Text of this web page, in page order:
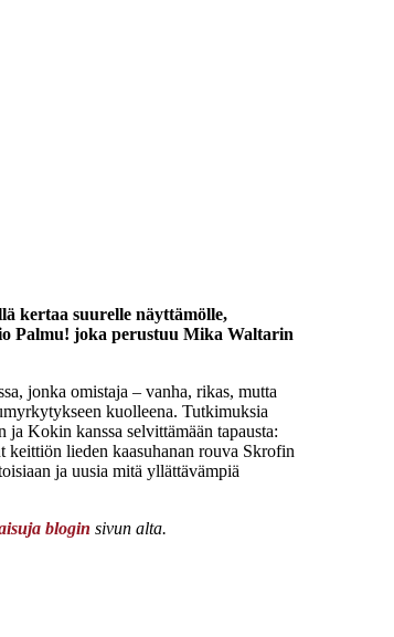
kertaa suurelle näyttämölle,
Palmu! joka perustuu Mika Waltarin
jonka omistaja – vanha, rikas, mutta
kuolleena. Tutkimuksia
Kokin kanssa selvittämään tapausta:
keittiön lieden kaasuhanan rouva Skrofin
ja uusia mitä yllättävämpiä
blogin sivun alta.